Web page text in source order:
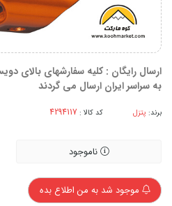
ارسال رایگان : کلیه سفارشهای بالای
به سراسر ایران ارسال می گردند
برند: پتزل کد کالا :
ناموجود
موجود شد به من اطلاع بده